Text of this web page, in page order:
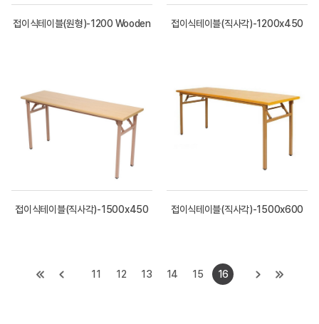
접이식테이블(원형)-1200 Wooden 접이식테이블(직사각)-1200x450
접이식테이블(직사각)-1500x450 접이식테이블(직사각)-1500x600
11 12 13 14 15 16